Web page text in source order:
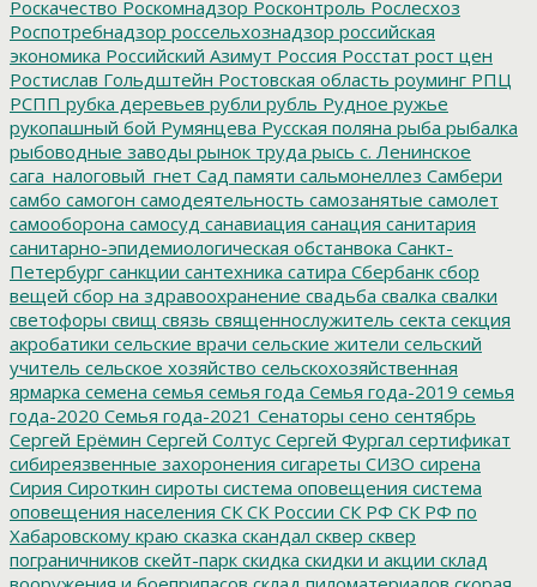
Роскачество Роскомнадзор Росконтроль Рослесхоз
Роспотребнадзор россельхознадзор российская
экономика Российский Азимут Россия Росстат рост цен
Ростислав Гольдштейн Ростовская область роуминг РПЦ
РСПП рубка деревьев рубли рубль Рудное ружье
рукопашный бой Румянцева Русская поляна рыба рыбалка
рыбоводные заводы рынок труда рысь с. Ленинское
сага_налоговый_гнет Сад памяти сальмонеллез Самбери
самбо самогон самодеятельность самозанятые самолет
самооборона самосуд санавиация санация санитария
санитарно-эпидемиологическая обстанвока Санкт-
Петербург санкции сантехника сатира Сбербанк сбор
вещей сбор на здравоохранение свадьба свалка свалки
светофоры свищ связь священнослужитель секта секция
акробатики сельские врачи сельские жители сельский
учитель сельское хозяйство сельскохозяйственная
ярмарка семена семья семья года Семья года-2019 семья
года-2020 Семья года-2021 Сенаторы сено сентябрь
Сергей Ерёмин Сергей Солтус Сергей Фургал сертификат
сибиреязвенные захоронения сигареты СИЗО сирена
Сирия Сироткин сироты система оповещения система
оповещения населения СК СК России СК РФ СК РФ по
Хабаровскому краю сказка скандал сквер сквер
пограничников скейт-парк скидка скидки и акции склад